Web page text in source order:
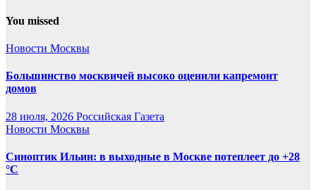
You missed
Новости Москвы
Большинство москвичей высоко оценили капремонт
домов
28 июля, 2026 Российская Газета
Новости Москвы
Синоптик Ильин: в выходные в Москве потеплеет до +28
°C